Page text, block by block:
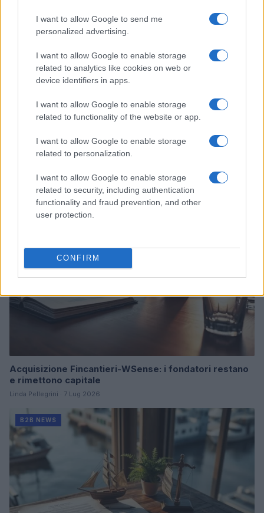
I want to allow Google to send me
personalized advertising.
I want to allow Google to enable storage
related to analytics like cookies on web or
device identifiers in apps.
I want to allow Google to enable storage
related to functionality of the website or app.
I want to allow Google to enable storage
related to personalization.
I want to allow Google to enable storage
related to security, including authentication
functionality and fraud prevention, and other
user protection.
CONFIRM
Ripensare le tecnologie umanitarie oltre i criteri dei
Martina Marchesi · 10 Lug 2026
B2B NEWS
Acquisizione Fincantieri-WSense: i fondatori restano
e rimettono capitale
Linda Pellegrini · 7 Lug 2026
B2B NEWS